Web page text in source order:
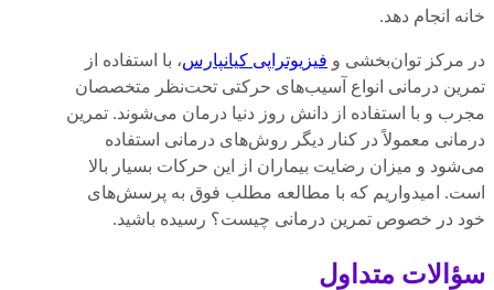
خانه انجام دهد.
در مرکز توان‌بخشی و فیزیوتراپی کیانپارس، با استفاده از
تمرین درمانی انواع آسیب‌های حرکتی تحت‌نظر متخصصان
مجرب و با استفاده از دانش روز دنیا درمان می‌شوند. تمرین
درمانی معمولاً در کنار دیگر روش‌های درمانی استفاده
می‌شود و میزان رضایت بیماران از این حرکات بسیار بالا
است. امیدواریم که با مطالعه مطلب فوق به پرسش‌های
خود در خصوص تمرین درمانی چیست؟ رسیده باشید.
سؤالات متداول